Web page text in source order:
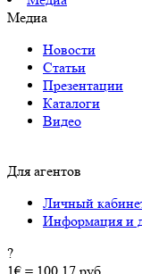
Медиа
Новости
Статьи
Презентации
Каталоги
Видео
Для агентов
Личный
Информация и
?